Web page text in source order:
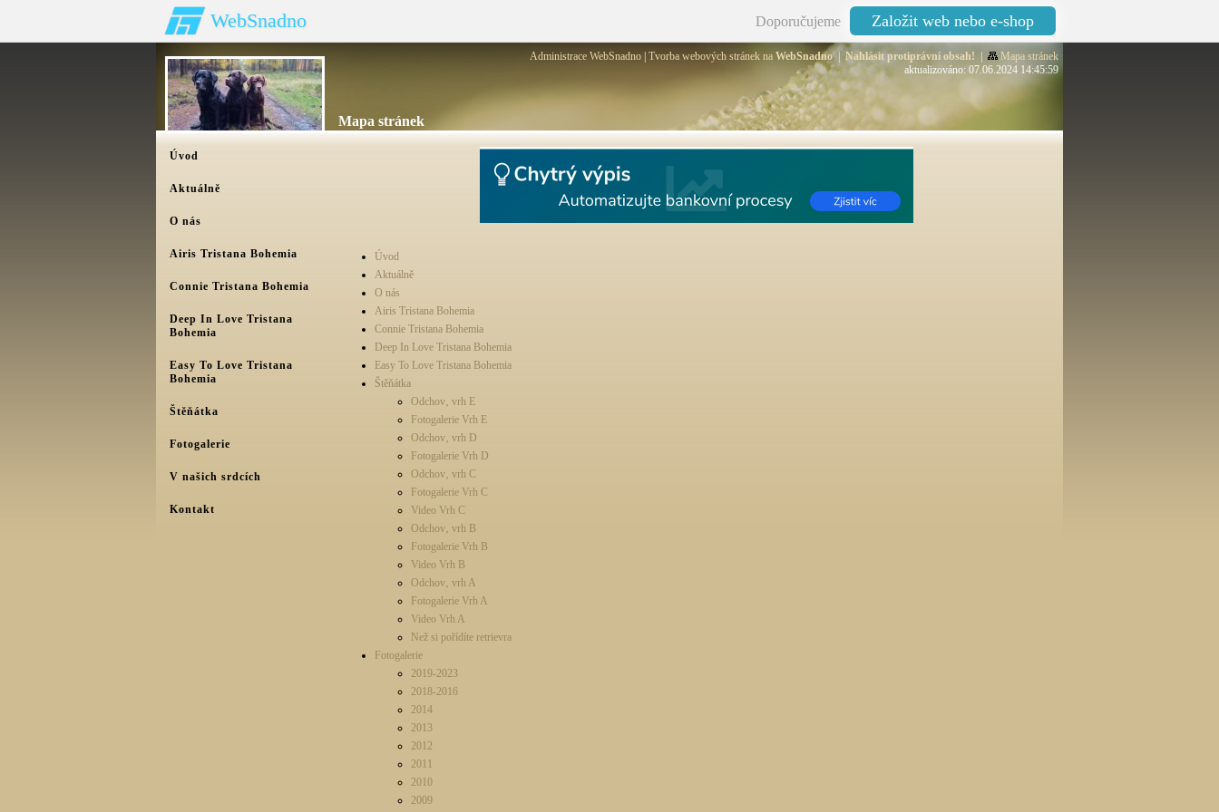
WebSnadno Doporučujeme Založit web nebo e-shop
Administrace WebSnadno Tvorba webových stránek na WebSnadno| Nahlásit protiprávní obsah!
Mapa stránek
aktualizováno: 07.06.2024 14:45:59
Mapa stránek
Úvod
Aktuálně
O nás
Airis Tristana Bohemia
Connie Tristana Bohemia
Deep In Love Tristana
Bohemia
Easy To Love Tristana
Bohemia
Štěňátka
Fotogalerie
V našich srdcích
Kontakt
Úvod
Aktuálně
O nás
Airis Tristana Bohemia
Connie Tristana Bohemia
Deep In Love Tristana Bohemia
Easy To Love Tristana Bohemia
Štěňátka
Odchov‚ vrh E
Fotogalerie Vrh E
Odchov‚ vrh D
Fotogalerie Vrh D
Odchov‚ vrh C
Fotogalerie Vrh C
Video Vrh C
Odchov‚ vrh B
Fotogalerie Vrh B
Video Vrh B
Odchov‚ vrh A
Fotogalerie Vrh A
Video Vrh A
Než si pořídíte retrievra
Fotogalerie
2019-2023
2018-2016
2014
2013
2012
2011
2010
2009